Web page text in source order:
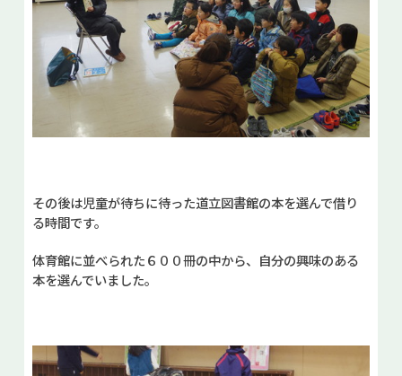
その後は児童が待ちに待った道立図書館の本を選んで借り
る時間です。
体育館に並べられた６００冊の中から、自分の興味のある
本を選んでいました。